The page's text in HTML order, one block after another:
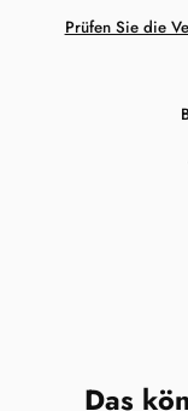
Prüfen Sie die
Das